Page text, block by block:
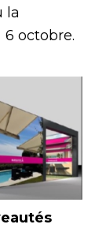
la
octobre.